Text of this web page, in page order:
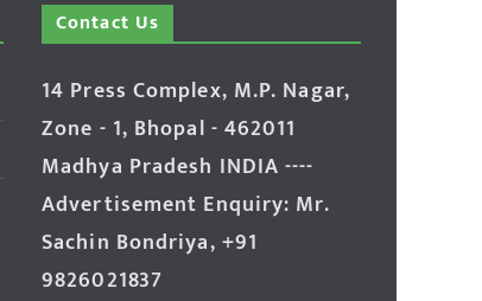
Contact Us
14 Press Complex, M.P. Nagar,
Zone - 1, Bhopal - 462011
Madhya Pradesh INDIA ----
Advertisement Enquiry: Mr.
Sachin Bondriya, +91
9826021837